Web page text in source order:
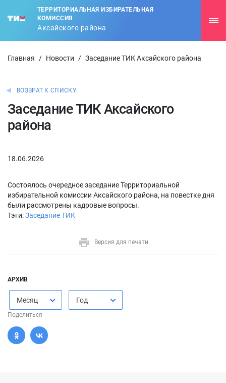
ТЕРРИТОРИАЛЬНАЯ ИЗБИРАТЕЛЬНАЯ
КОМИССИЯ
Аксайского района
Главная / Новости / Заседание ТИК Аксайского района
ВОЗВРАТ К СПИСКУ
Заседание ТИК Аксайского
района
18.06.2026
Состоялось очередное заседание Территориальной
избирательной комиссии Аксайского района, на повестке дня
были рассмотрены кадровые вопросы.
Тэги:Заседание ТИК
Версия для печати
АРХИВ
Месяц Год
Поделиться